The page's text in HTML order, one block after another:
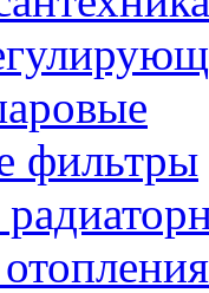
фильтры